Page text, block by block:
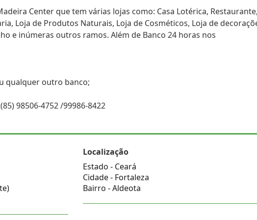
Center que tem várias lojas como: Casa Lotérica, Restaurante,
Loja de Produtos Naturais, Loja de Cosméticos, Loja de
e inúmeras outros ramos. Além de Banco 24 horas nos
qualquer outro banco;
98506-4752 /99986-8422
Localização
Estado - Ceará
Cidade - Fortaleza
Bairro -Aldeota